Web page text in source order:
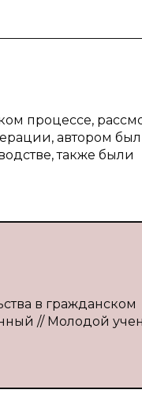
процессе,
автором
также были
в гражданском
// Молодой